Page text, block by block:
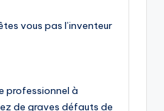
vous pas l’inventeur
professionnel à
de graves défauts de